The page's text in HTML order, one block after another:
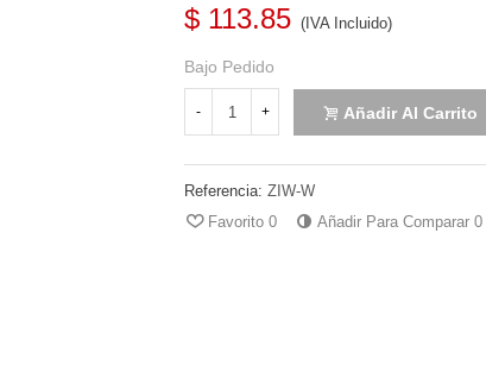
$ 113.85 (IVA Incluido)
Bajo Pedido
- + Añadir Al Carrito
Referencia: ZIW-W
Favorito 0 Añadir Para Comparar 0